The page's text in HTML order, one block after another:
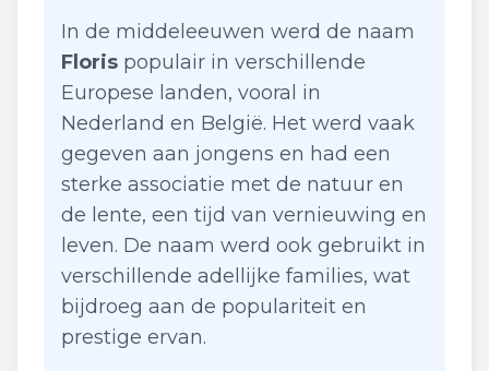
In de middeleeuwen werd de naam
Floris populair in verschillende
Europese landen, vooral in
Nederland en België. Het werd vaak
gegeven aan jongens en had een
sterke associatie met de natuur en
de lente, een tijd van vernieuwing en
leven. De naam werd ook gebruikt in
verschillende adellijke families, wat
bijdroeg aan de populariteit en
prestige ervan.